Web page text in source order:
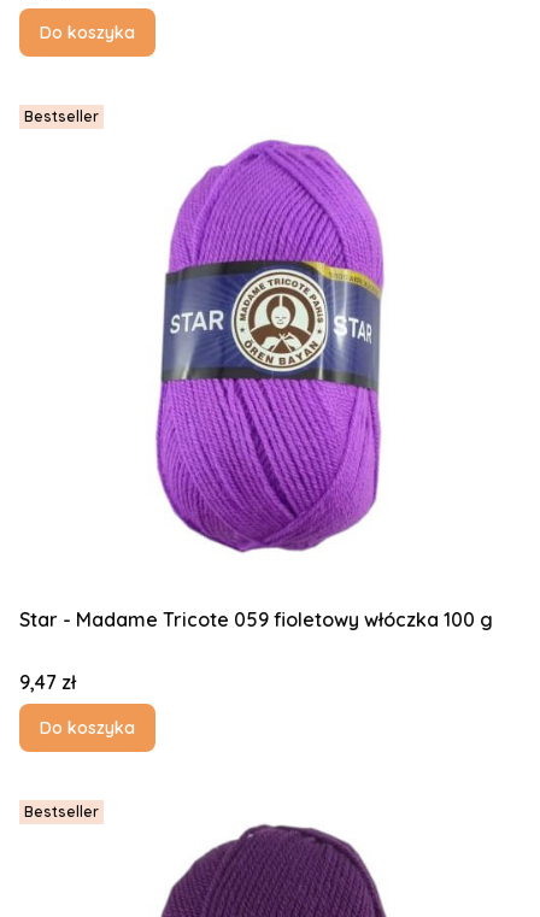
Do koszyka
Bestseller
Star - Madame Tricote 059 fioletowy włóczka 100 g
Cena
9,47 zł
Do koszyka
Bestseller